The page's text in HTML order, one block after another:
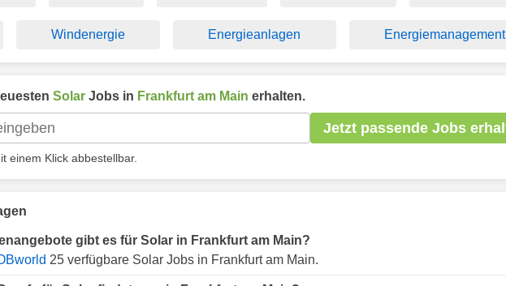
Windenergie Energieanlagen Energiemanagement
Solar Jobs in Frankfurt am Main erhalten.
Jetzt passende Jobs
einem Klick abbestellbar.
gibt es für Solar in Frankfurt am Main?
25 verfügbare Solar Jobs in Frankfurt am Main.